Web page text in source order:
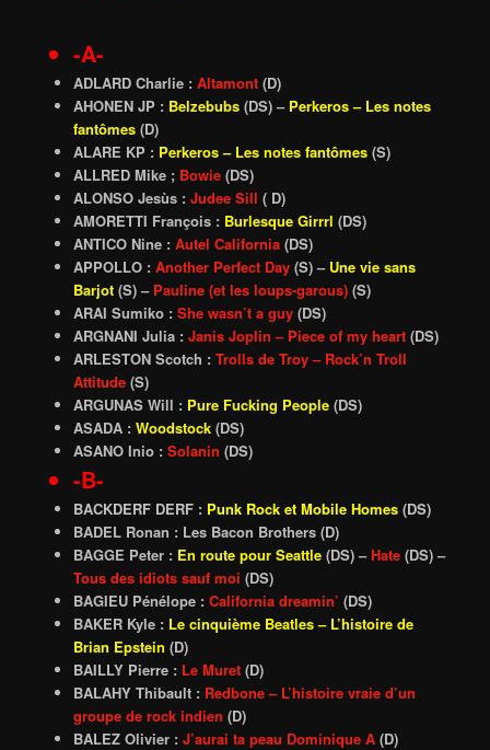
-A-
ADLARD Charlie : Altamont(D)
AHONEN JP : Belzebubs (DS) – Perkeros – Les notes
fantômes(D)
ALARE KP : Perkeros – Les notes fantômes (S)
ALLRED Mike ; Bowie (DS)
ALONSO Jesùs : Judee Sill ( D)
AMORETTI François : Burlesque Girrrl (DS)
ANTICO Nine : Autel California(DS)
APPOLLO : Another Perfect Day(S) – Une vie sans
Barjot(S) – Pauline (et les loups-garous)(S)
ARAI Sumiko : She wasn’t a guy(DS)
ARGNANI Julia : Janis Joplin – Piece of my heart(DS)
ARLESTON Scotch : Trolls de Troy – Rock’n Troll
Attitude(S)
ARGUNAS Will : Pure Fucking People(DS)
ASADA : Woodstock (DS)
ASANO Inio : Solanin (DS)
-B-
BACKDERF DERF : Punk Rock et Mobile Homes(DS)
BADEL Ronan : Les Bacon Brothers (D)
BAGGE Peter : En route pour Seattle(DS) –Hate (DS) –
Tous des idiots sauf moi (DS)
BAGIEU Pénélope : California dreamin’ (DS)
BAKER Kyle : Le cinquième Beatles – L’histoire de
Brian Epstein (D)
BAILLY Pierre : Le Muret(D)
BALAHY Thibault : Redbone – L’histoire vraie d’un
groupe de rock indien (D)
BALEZ Olivier : J’aurai ta peau Dominique A(D)